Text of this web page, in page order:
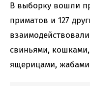
В выборку вошли
приматов и 127
свиньями,
ящерицами,